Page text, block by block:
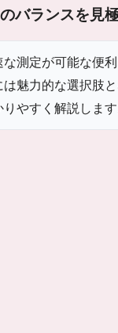
バランスを見
測定が可能な便利
魅力的な選択肢と
やすく解説します